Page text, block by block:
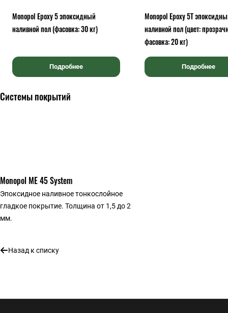
Monopol Epoxy 5 эпоксидный
наливной пол (фасовка: 30 кг)
Подробнее
Monopol Epoxy 5T
наливной пол (цвет:
фасовка: 20 кг)
Подробнее
Системы покрытий
Monopol ME 45 System
Эпоксидное наливное тонкослойное
гладкое покрытие. Толщина от 1,5 до 2
мм.
Назад к списку